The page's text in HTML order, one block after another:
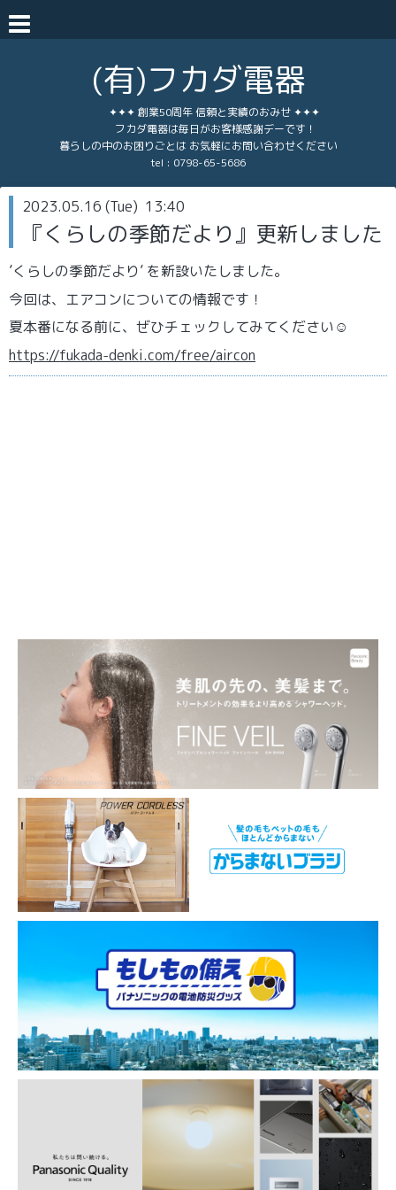
(有)フカダ電器
✦✦✦ 創業50周年 信頼と実績のおみせ ✦✦✦
フカダ電器は毎日がお客様感謝デーです！
暮らしの中のお困りごとは お気軽にお問い合わせください
tel : 0798-65-5686
2023.05.16 (Tue) 13:40
『くらしの季節だより』更新しました
’くらしの季節だより’ を新設いたしました。
今回は、エアコンについての情報です！
夏本番になる前に、ぜひチェックしてみてください☺
https://fukada-denki.com/free/aircon